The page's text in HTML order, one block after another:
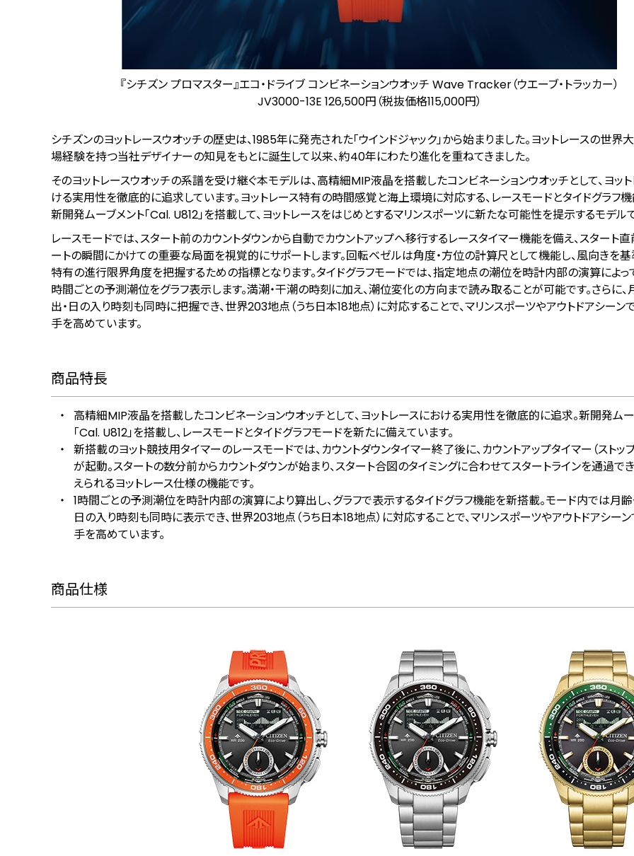
『シチズン プロマスター』エコ・ドライブ コンビネーションウオッチ Wave Tracker（ウエーブ・トラッカー）
JV3000-13E 126,500円（税抜価格115,000円）
シチズンのヨットレースウオッチの歴史は、1985年に発売された「ウインドジャック」から始まりました。ヨットレースの世界
場経験を持つ当社デザイナーの知見をもとに誕生して以来、約40年にわたり進化を重ねてきました。
そのヨットレースウオッチの系譜を受け継ぐ本モデルは、高精細MIP液晶を搭載したコンビネーションウオッチとして、ヨッ
ける実用性を徹底的に追求しています。ヨットレース特有の時間感覚と海上環境に対応する、レースモードとタイドグラフ
新開発ムーブメント「Cal. U812」を搭載して、ヨットレースをはじめとするマリンスポーツに新たな可能性を提示するモデル
レースモードでは、スタート前のカウントダウンから自動でカウントアップへ移行するレースタイマー機能を備え、スタート
ートの瞬間にかけての重要な局面を視覚的にサポートします。回転ベゼルは角度・方位の計算尺として機能し、風向きを基
特有の進行限界角度を把握するための指標となります。タイドグラフモードでは、指定地点の潮位を時計内部の演算によっ
時間ごとの予測潮位をグラフ表示します。満潮・干潮の時刻に加え、潮位変化の方向まで読み取ることが可能です。さらに
出・日の入り時刻も同時に把握でき、世界203地点（うち日本18地点）に対応することで、マリンスポーツやアウトドアシーン
手を高めています。
商品特長
高精細MIP液晶を搭載したコンビネーションウオッチとして、ヨットレースにおける実用性を徹底的に追求。新開発ム
「Cal. U812」を搭載し、レースモードとタイドグラフモードを新たに備えています。
新搭載のヨット競技用タイマーのレースモードでは、カウントダウンタイマー終了後に、カウントアップタイマー（ストッ
が起動。スタートの数分前からカウントダウンが始まり、スタート合図のタイミングに合わせてスタートラインを通過で
えられるヨットレース仕様の機能です。
1時間ごとの予測潮位を時計内部の演算により算出し、グラフで表示するタイドグラフ機能を新搭載。モード内では月
日の入り時刻も同時に表示でき、世界203地点（うち日本18地点）に対応することで、マリンスポーツやアウトドアシー
手を高めています。
商品仕様